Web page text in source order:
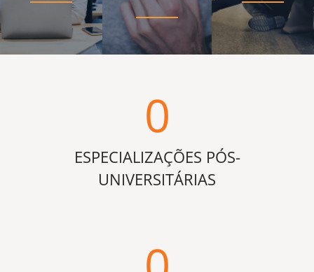
0
ESPECIALIZAÇÕES PÓS-
UNIVERSITÁRIAS